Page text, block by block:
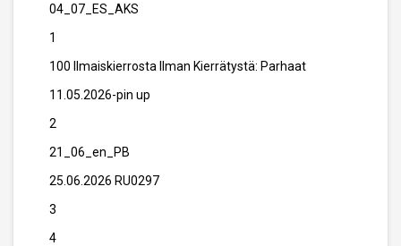
04_07_ES_AKS
1
100 Ilmaiskierrosta Ilman Kierrätystä: Parhaat
11.05.2026-pin up
2
21_06_en_PB
25.06.2026 RU0297
3
4